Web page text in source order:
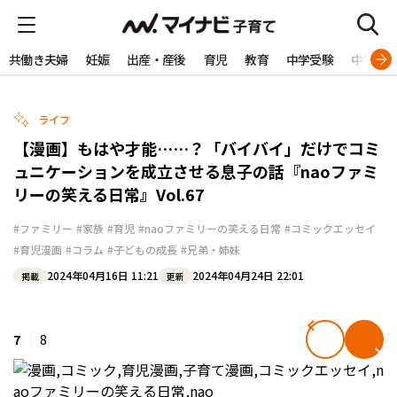
共働き夫婦 妊娠 出産・産後 育児 教育 中学受験 中学生
ライフ
【漫画】もはや才能……？「バイバイ」だけでコミ
ュニケーションを成立させる息子の話『naoファミ
リーの笑える日常』Vol.67
#ファミリー #家族 #育児 #naoファミリーの笑える日常 #コミックエッセイ
#育児漫画 #コラム #子どもの成長 #兄弟・姉妹
掲載 2024年04月16日 11:21 更新 2024年04月24日 22:01
7 8